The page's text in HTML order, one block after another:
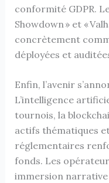
conformité GDPR.
Showdown » et «
concrètement
déployées et
Enfin, l’avenir
L’intelligence
tournois, la
actifs thématiques
réglementaires
fonds. Les
immersion